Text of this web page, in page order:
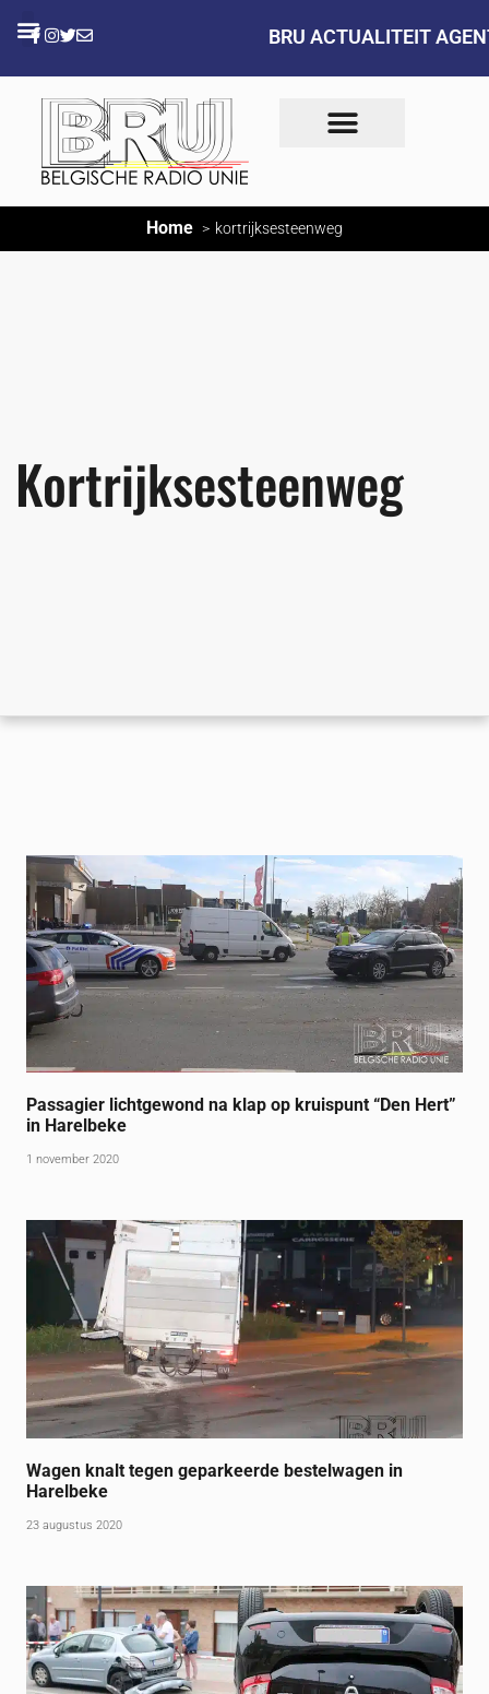
BRU ACTUALITEIT
Home kortrijksesteenweg
Kortrijksesteenweg
Passagier lichtgewond na klap op kruispunt “Den Hert”
in Harelbeke
1 november 2020
Wagen knalt tegen geparkeerde bestelwagen in
Harelbeke
23 augustus 2020